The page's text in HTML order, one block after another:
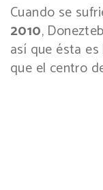
Cuando se
2010,
así que ésta
que el centro